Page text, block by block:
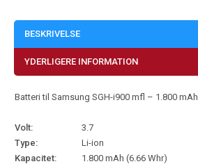
BESKRIVELSE
YDERLIGERE INFORMATION
Batteri til Samsung SGH-i900 mfl – 1.800 mAh
Volt:
3.7
Type:
Li-ion
Kapacitet:
1.800 mAh (6.66 Whr)